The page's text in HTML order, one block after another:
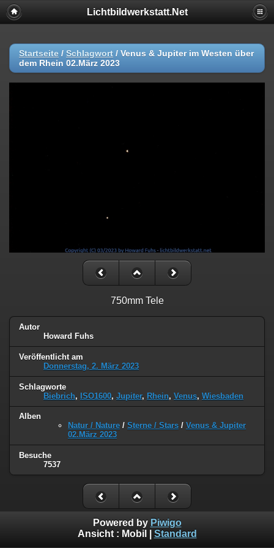
Lichtbildwerkstatt.Net
Startseite / Schlagwort / Venus & Jupiter im Westen über
dem Rhein 02.März 2023
750mm Tele
Autor
Howard Fuhs
Veröffentlicht am
Donnerstag, 2. März 2023
Schlagworte
Biebrich, ISO1600, Jupiter, Rhein, Venus, Wiesbaden
Alben
Natur / Nature / Sterne / Stars / Venus & Jupiter
02.März 2023
Besuche
7537
Powered by Piwigo
Ansicht : Mobil Standard